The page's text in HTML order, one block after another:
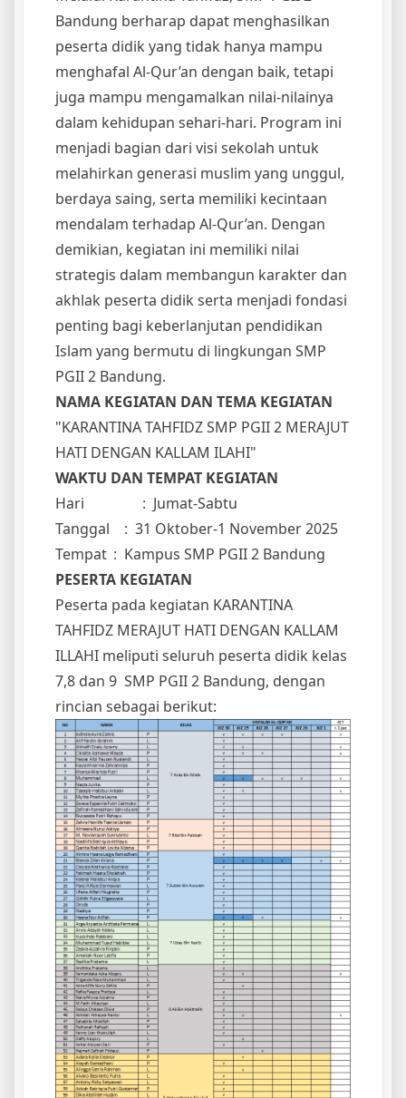
Bandung berharap dapat menghasilkan
peserta didik yang tidak hanya mampu
menghafal Al-Qur’an dengan baik, tetapi
juga mampu mengamalkan nilai-nilainya
dalam kehidupan sehari-hari. Program ini
menjadi bagian dari visi sekolah untuk
melahirkan generasi muslim yang unggul,
berdaya saing, serta memiliki kecintaan
mendalam terhadap Al-Qur’an. Dengan
demikian, kegiatan ini memiliki nilai
strategis dalam membangun karakter dan
akhlak peserta didik serta menjadi fondasi
penting bagi keberlanjutan pendidikan
Islam yang bermutu di lingkungan SMP
PGII 2 Bandung.
NAMA KEGIATAN DAN TEMA KEGIATAN
"KARANTINA TAHFIDZ SMP PGII 2 MERAJUT
HATI DENGAN KALLAM ILAHI"
WAKTU DAN TEMPAT KEGIATAN
Hari
: Jumat-Sabtu
Tanggal : 31 Oktober-1 November 2025
Tempat : Kampus SMP PGII 2 Bandung
PESERTA KEGIATAN
Peserta pada kegiatan KARANTINA
TAHFIDZ MERAJUT HATI DENGAN KALLAM
ILLAHI meliputi seluruh peserta didik kelas
7,8 dan 9 SMP PGII 2 Bandung, dengan
rincian sebagai berikut: